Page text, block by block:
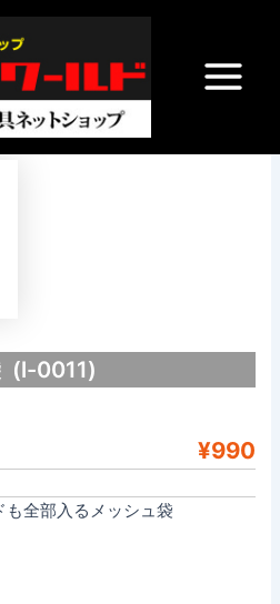
Menu
ュ袋
(l-0011)
¥990
全部入るメッシュ袋